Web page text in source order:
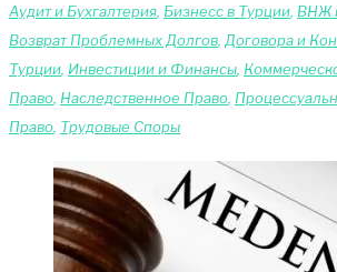
Аудит и Бухгалтерия Бизнесс в Турции ВНЖ
Возврат Проблемных Долгов Договора и
Турции Инвестиции и Финансы
Право Наследственное Право
Право Трудовые Споры